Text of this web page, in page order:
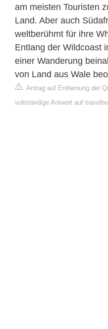
am meisten Touristen
Land. Aber auch
weltberühmt für ihre
Entlang der Wildcoast
einer Wanderung
von Land aus Wale
Antrag auf Entfernung der
vollständige Antwort auf